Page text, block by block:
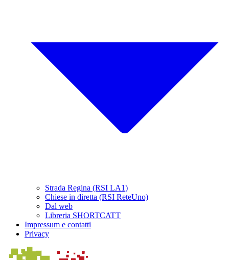
Strada Regina (RSI LA1)
Chiese in diretta (RSI ReteUno)
Dal web
Libreria SHORTCATT
Impressum e contatti
Privacy